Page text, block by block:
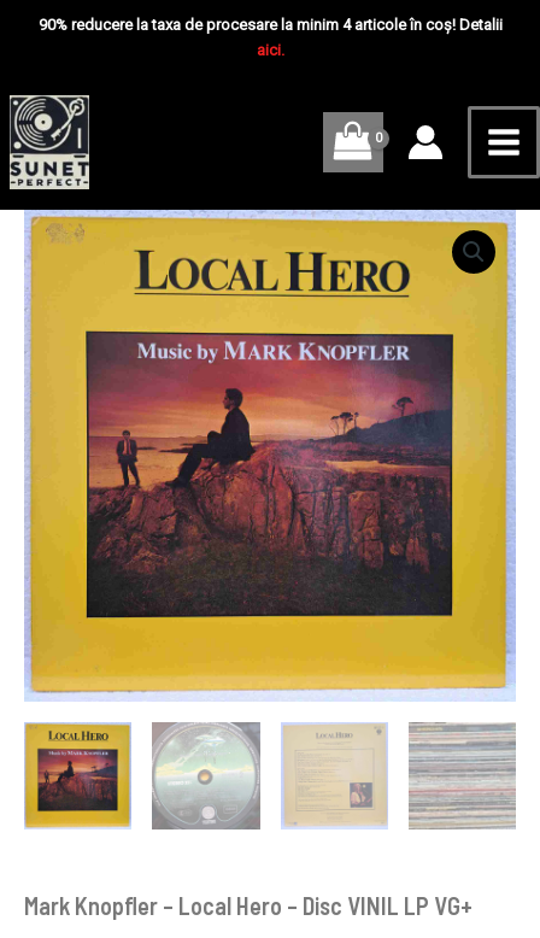
90% reducere la taxa de procesare la minim 4 articole în coș! Detalii
aici.
Mark Knopfler ‎– Local Hero – Disc VINIL LP VG+
Cantitate
Mark
Knopfler
‎–
Local
Hero
Disc
VINIL
LP
Hero